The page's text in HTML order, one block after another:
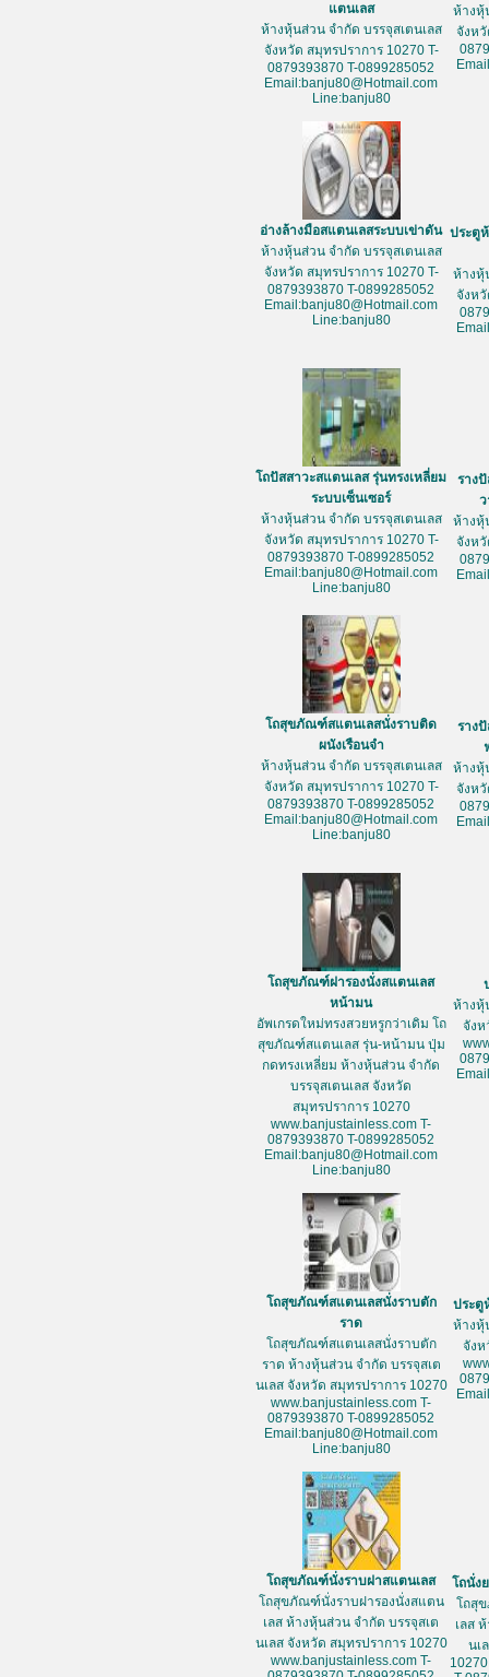
แตนเลส
ห้างหุ้นส่วน จำกัด บรรจุสเตนเลส
จังหวัด สมุทรปราการ 10270 T-
0879393870 T-0899285052
Email:banju80@Hotmail.com
Line:banju80
ห้างหุ้
จังห
อ่างล้างมือสแตนเลสระบบเข่าดัน
ห้างหุ้นส่วน จำกัด บรรจุสเตนเลส
จังหวัด สมุทรปราการ 10270 T-
0879393870 T-0899285052
Email:banju80@Hotmail.com
Line:banju80
ประตู
ห้างหุ้
จังห
โถปัสสาวะสแตนเลส รุ่นทรงเหลี่ยม
ระบบเซ็นเซอร์
ห้างหุ้นส่วน จำกัด บรรจุสเตนเลส
จังหวัด สมุทรปราการ 10270 T-
0879393870 T-0899285052
Email:banju80@Hotmail.com
Line:banju80
ราง
ห้างหุ้
จังห
โถสุขภัณฑ์สแตนเลสนั่งราบติด
ผนังเรือนจำ
ห้างหุ้นส่วน จำกัด บรรจุสเตนเลส
จังหวัด สมุทรปราการ 10270 T-
0879393870 T-0899285052
Email:banju80@Hotmail.com
Line:banju80
ราง
ห้างหุ้
จังห
โถสุขภัณฑ์ฝารองนั่งสแตนเลส
หน้ามน
อัพเกรดใหม่ทรงสวยหรูกว่าเดิม โถ
สุขภัณฑ์สแตนเลส รุ่น-หน้ามน ปุ่ม
กดทรงเหลี่ยม ห้างหุ้นส่วน จำกัด
บรรจุสเตนเลส จังหวัด
สมุทรปราการ 10270
www.banjustainless.com T-
0879393870 T-0899285052
Email:banju80@Hotmail.com
Line:banju80
ห้างหุ้
จังห
โถสุขภัณฑ์สแตนเลสนั่งราบตัก
ราด
โถสุขภัณฑ์สแตนเลสนั่งราบตัก
ราด ห้างหุ้นส่วน จำกัด บรรจุสเต
นเลส จังหวัด สมุทรปราการ 10270
www.banjustainless.com T-
0879393870 T-0899285052
Email:banju80@Hotmail.com
Line:banju80
ประตู
ห้างหุ้
จังห
โถสุขภัณฑ์นั่งราบฝาสแตนเลส
โถสุขภัณฑ์นั่งราบฝารองนั่งสแตน
เลส ห้างหุ้นส่วน จำกัด บรรจุสเต
นเลส จังหวัด สมุทรปราการ 10270
www.banjustainless.com T-
โถนั่ง
โถสุ
เลส
นเ